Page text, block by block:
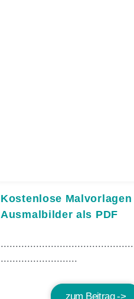
Kostenlose Malvorlagen
Ausmalbilder als PDF
..........................
zum Beitrag ->